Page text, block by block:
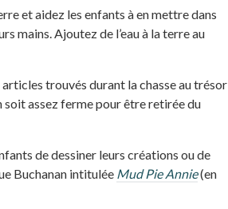
et aidez les enfants à en mettre dans
mains. Ajoutez de l’eau à la terre au
trouvés durant la chasse au trésor
soit assez ferme pour être retirée du
de dessiner leurs créations ou de
Buchanan intitulée Mud Pie Annie(en